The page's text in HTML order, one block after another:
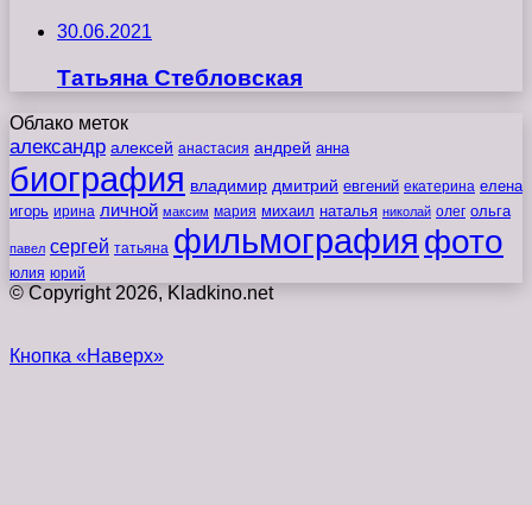
30.06.2021
Татьяна Стебловская
Облако меток
александр алексей анастасия андрей анна
биография владимир дмитрий евгений екатерина елена
игорь ирина личной максим мария михаил наталья николай олег ольга
павел сергей татьяна фильмография фото
юлия юрий
© Copyright 2026, Kladkino.net
Кнопка «Наверх»